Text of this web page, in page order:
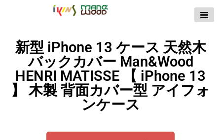
【公式サイト】
ikins天然貝ケース
｜Man&Wood天然
木ケース
新型 iPhone 13 ケース 天然木
バックカバー Man&Wood
HENRI MATISSE 【 iPhone 13
】 木製 背面カバー型 アイフォ
ンケース